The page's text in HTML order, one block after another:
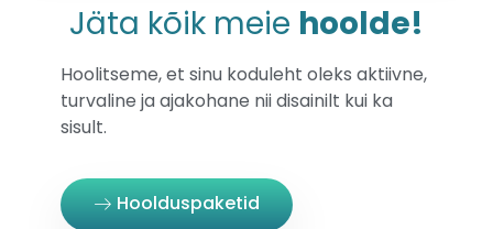
Jäta kõik meie hoolde!
Hoolitseme, et sinu koduleht oleks aktiivne,
turvaline ja ajakohane nii disainilt kui ka
sisult.
Hoolduspaketid